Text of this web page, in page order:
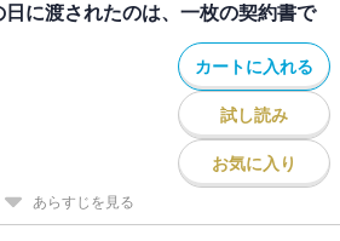
に渡されたのは、一枚の契約書で
カートに入れる
試し読み
お気に入り
あらすじを見る